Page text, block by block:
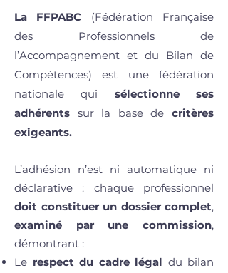
La FFPABC (Fédération Française
des Professionnels de
l’Accompagnement et du Bilan de
Compétences) est une fédération
nationale qui sélectionne ses
adhérents sur la base de critères
exigeants.
L’adhésion n’est ni automatique ni
déclarative : chaque professionnel
doit constituer un dossier complet,
examiné par une commission,
démontrant :
Le respect du cadre légal du bilan